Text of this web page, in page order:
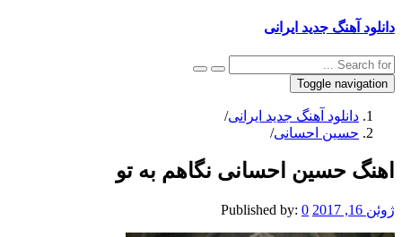
جدید ایرانی
Toggle
آهنگ جدید ایرانی/
احسانی/
احسانی نگاهم به تو
Published by:0